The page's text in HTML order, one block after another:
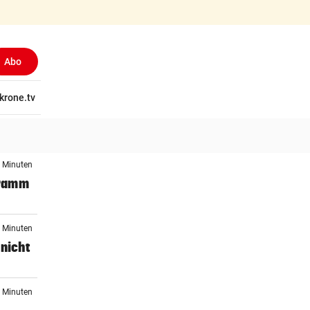
Abo
krone.tv
Minuten
Minuten
nicht
Minuten